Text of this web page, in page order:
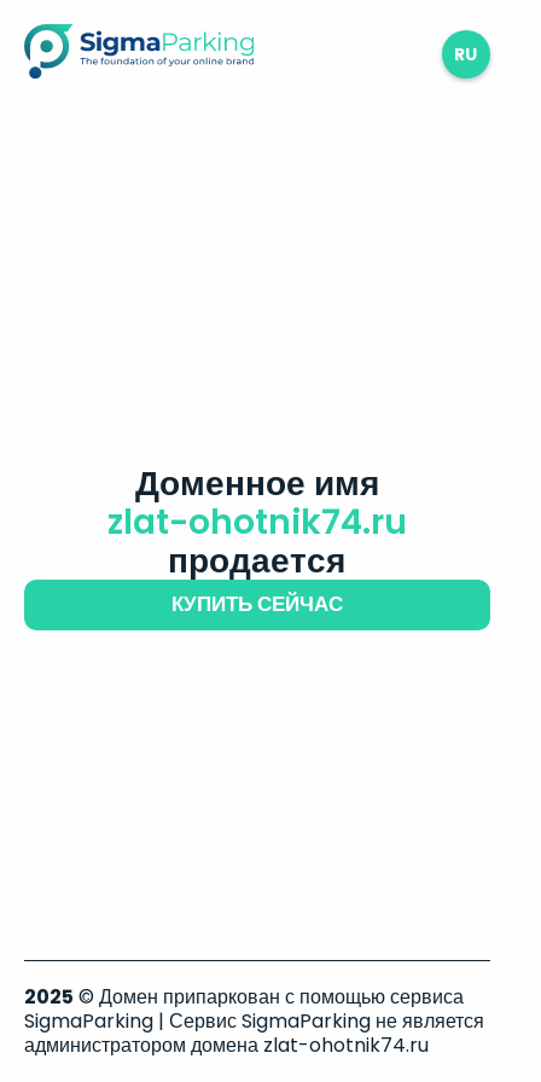
RU
Доменное имя
zlat-ohotnik74.ru
продается
КУПИТЬ СЕЙЧАС
2025 © Домен припаркован с помощью сервиса
SigmaParking | Сервис SigmaParking не является
администратором домена zlat-ohotnik74.ru